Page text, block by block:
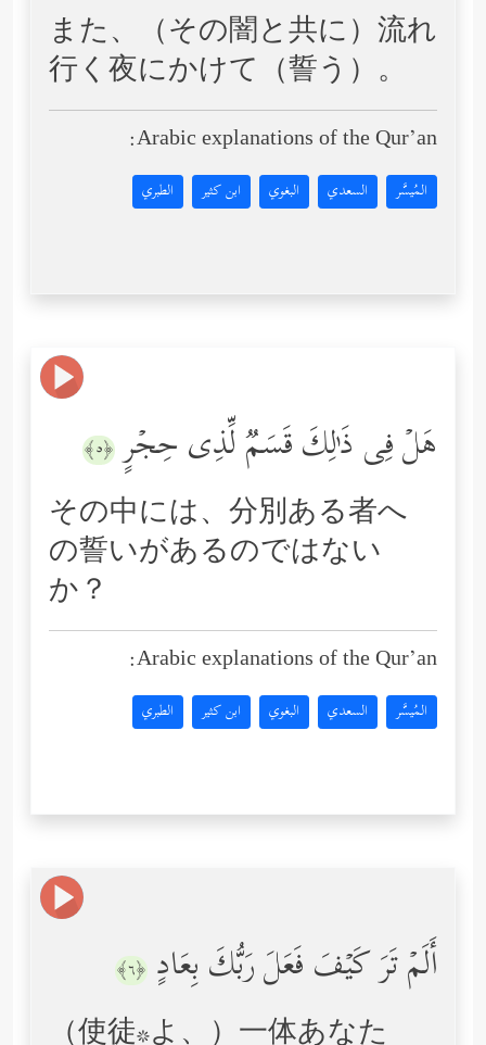
また、（その闇と共に）流れ
行く夜にかけて（誓う）。
Arabic explanations of the Qur’an:
المُيسَّر السعدي البغوي ابن كثير الطبري
هَلۡ فِی ذَ ٰ⁠لِكَ قَسَمࣱ لِّذِی حِجۡرٍ ﴿٥﴾
その中には、分別ある者へ
の誓いがあるのではない
か？
Arabic explanations of the Qur’an:
المُيسَّر السعدي البغوي ابن كثير الطبري
أَلَمۡ تَرَ كَیۡفَ فَعَلَ رَبُّكَ بِعَادٍ ﴿٦﴾